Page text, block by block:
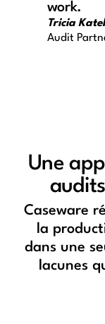
work.
Tricia
Audit
Une
Caseware
la
dans une
lacunes